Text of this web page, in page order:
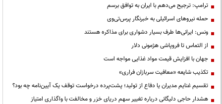
ترامپ: ترجیح می‌دهم با ایران به توافق برسم
حمله نیروهای اسرائیلی به خبرنگار پرس‌تی‌وی
ونس: ایرانی‌ها طرف بسیار دشواری برای مذاکره هستند
از التماس تا فروپاشی هژمونی دلار
جهان با افزایش قیمت مواد غذایی مواجه است
تکذیب شایعه «معافیت سربازان فراری»
تقسیم غنایم مدیران یا دفاع از تولید؛ پشت‌پرده درخواست توقف یک آیین‌نامه چه بود؟
هشدار حاجی دلیگانی درباره تغییر سهم دریای خزر و مخالفت با واگذاری امتیاز